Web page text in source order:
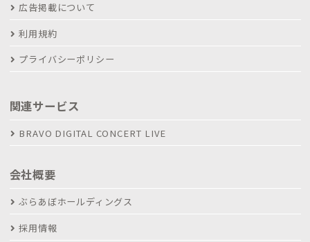
広告掲載について
利用規約
プライバシーポリシー
関連サービス
BRAVO DIGITAL CONCERT LIVE
会社概要
ぶらあぼホールディングス
採用情報